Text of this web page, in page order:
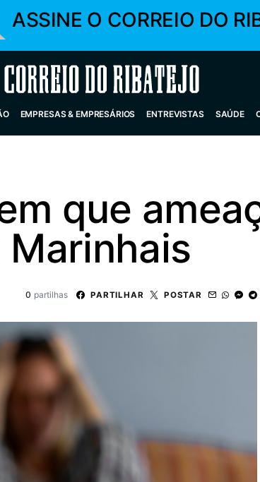
ASSINE O CORREIO DO
Correio do Ribatejo
EMPRESAS & EMPRESÁRIOS ENTREVISTAS SAÚDE
que
0 partilhas PARTILHAR POSTAR